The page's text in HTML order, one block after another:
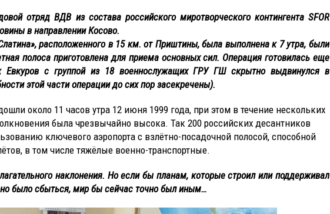
отряд ВДВ из состава российского миротворческого контингента SFOR
в направлении Косово.
расположенного в 15 км. от Приштины, была выполнена к 7 утра, были
полоса приготовлена для приема основных сил. Операция готовилась еще
с группой из 18 военнослужащих ГРУ ГШ скрытно выдвинулся в
этой части операции до сих пор засекречены).
около 11 часов утра 12 июня 1999 года, при этом в течение нескольких
была чрезвычайно высока. Так 200 российских десантников
ключевого аэропорта с взлётно-посадочной полосой, способной
в том числе тяжёлые военно-транспортные.
наклонения. Но если бы планам, которые строил или поддерживал
было сбыться, мир бы сейчас точно был иным…